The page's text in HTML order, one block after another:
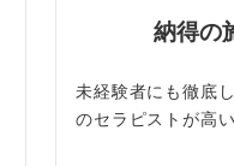
納得の
未経験者にも徹底
のセラピストが高